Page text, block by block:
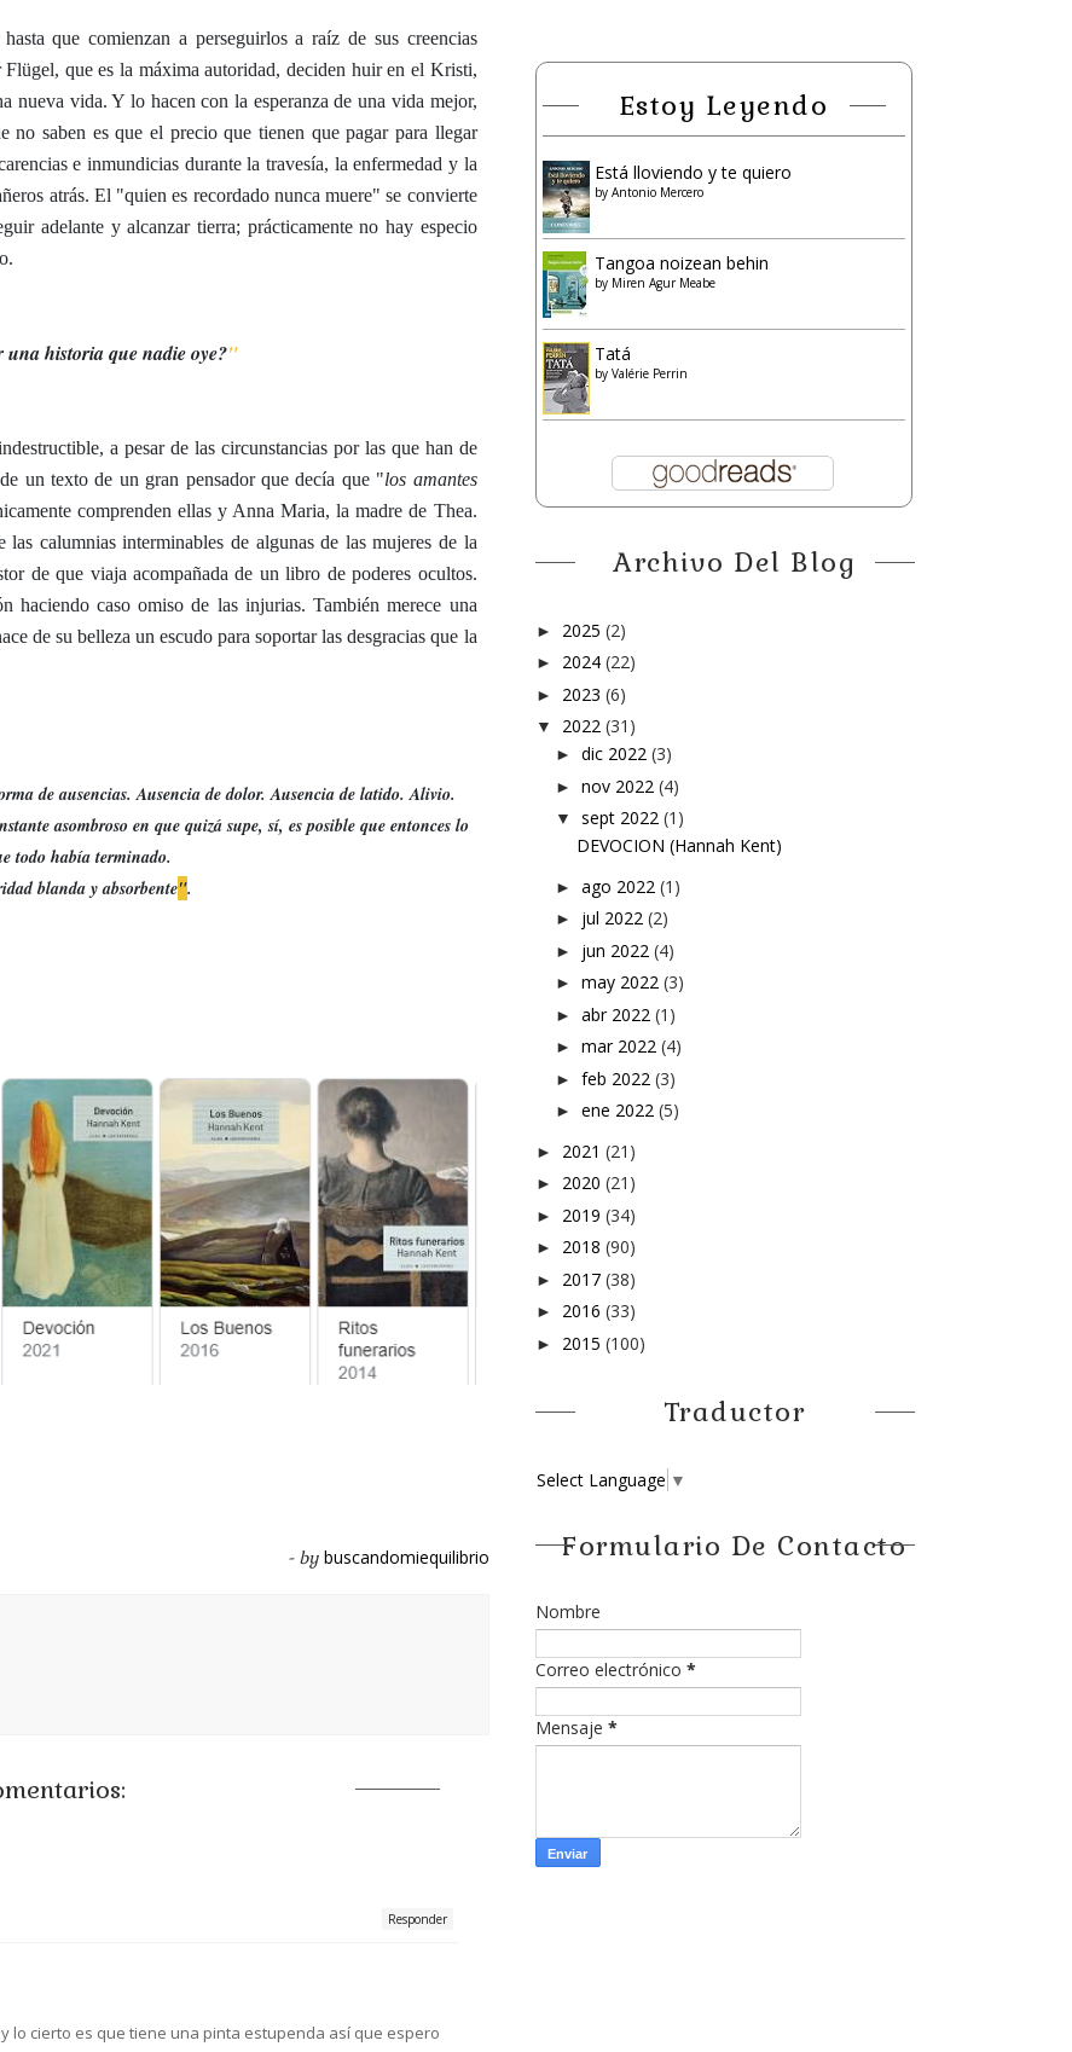
que comienzan a perseguirlos a raíz de sus creencias
que es la máxima autoridad, deciden huir en el Kristi,
nueva vida. Y lo hacen con la esperanza de una vida mejor,
saben es que el precio que tienen que pagar para llegar
e inmundicias durante la travesía, la enfermedad y la
atrás. El "quien es recordado nunca muere" se convierte
adelante y alcanzar tierra; prácticamente no hay especio
una historia que nadie oye?"
a pesar de las circunstancias por las que han de
un texto de un gran pensador que decía que "los amantes
comprenden ellas y Anna Maria, la madre de Thea.
las calumnias interminables de algunas de las mujeres de la
de que viaja acompañada de un libro de poderes ocultos.
haciendo caso omiso de las injurias.También merece una
de su belleza un escudo para soportar las desgracias que la
de ausencias. Ausencia de dolor. Ausencia de latido. Alivio.
asombroso en que quizá supe, sí, es posible que entonces lo
todo había terminado.
blanda y absorbente".
- by buscandomiequilibrio
Responder
lo cierto es que tiene una pinta estupenda así que espero
Estoy Leyendo
Está lloviendo y te quiero
by Antonio Mercero
Tangoa noizean behin
by Miren Agur Meabe
Tatá
by Valérie Perrin
Archivo Del Blog
► 2025 (2)
► 2024 (22)
► 2023 (6)
▼ 2022 (31)
►dic 2022(3)
►nov 2022(4)
▼sept 2022(1)
DEVOCION (Hannah Kent)
►ago 2022(1)
► jul 2022(2)
► jun 2022(4)
►may 2022(3)
►abr 2022(1)
►mar 2022(4)
►feb 2022(3)
►ene 2022(5)
► 2021 (21)
► 2020 (21)
► 2019 (34)
► 2018 (90)
► 2017 (38)
► 2016 (33)
► 2015 (100)
Traductor
Select Language ▼
Formulario De Contacto
Nombre
Correo electrónico *
Mensaje *